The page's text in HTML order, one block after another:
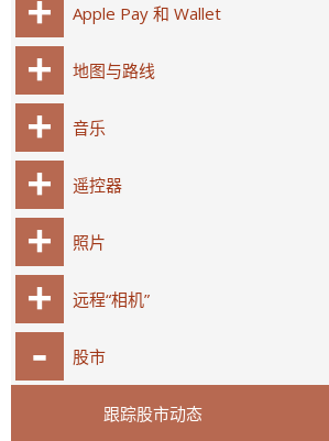
Apple Pay 和 Wallet
地图与路线
音乐
遥控器
照片
远程“相机”
股市
跟踪股市动态